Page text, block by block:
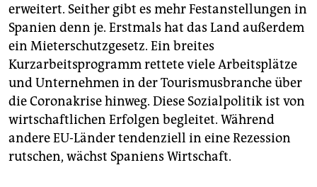
erweitert. Seither gibt es mehr Festanstellungen in
Spanien denn je. Erstmals hat das Land außerdem
ein Mieterschutzgesetz. Ein breites
Kurzarbeitsprogramm rettete viele Arbeitsplätze
und Unternehmen in der Tourismusbranche über
die Coronakrise hinweg. Diese Sozialpolitik ist von
wirtschaftlichen Erfolgen begleitet. Während
andere EU-Länder tendenziell in eine Rezession
rutschen, wächst Spaniens Wirtschaft.